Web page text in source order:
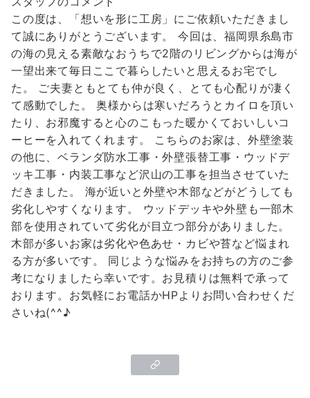
この度は、「想いを形に工房」にご依頼いただきまし
て誠にありがとうございます。 今回は、福岡県糸島市
の海の見える素敵なおうちで2階のリビングからは海が
一望出来て毎日ここで暮らしたいと思えるお宅でし
た。 ご夫妻ともとても仲が良く、とても心配りが凄く
て感動でした。 奥様からは寒いだろうとカイロを頂い
たり、お邪魔すると心のこもった暖かくておいしいコ
ーヒーを入れてくれます。 こちらのお家は、外壁塗装
の他に、ベランダ防水工事・外壁張替工事・ウッドデ
ッキ工事・内装工事など沢山の工事を担当させていた
だきました。 海が近いと外壁や木部などがどうしても
劣化しやすくなります。 ウッドデッキや外壁も一部木
部を使用されていて劣化が目立つ部分がありました。
木部が多いお家は劣化や色あせ・カビや苔など悩まれ
る方が多いです。 同じような悩みをお持ちの方のご参
考になりましたら幸いです。お見積りは無料で承って
おります。お気軽にお電話かHPよりお問い合わせくだ
さいね(^^♪